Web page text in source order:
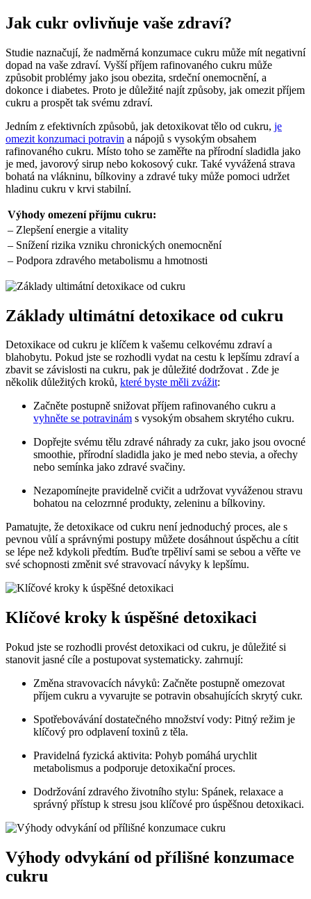
Jak cukr ovlivňuje vaše zdraví?
Studie naznačují, že nadměrná konzumace cukru může mít negativní
dopad na vaše zdraví. Vyšší příjem rafinovaného cukru může
způsobit problémy jako jsou obezita, srdeční onemocnění, a
dokonce i diabetes. Proto je důležité najít způsoby, jak omezit příjem
cukru a prospět tak svému zdraví.
Jedním z efektivních způsobů, jak detoxikovat tělo od cukru, je
omezit konzumaci potravin a nápojů s vysokým obsahem
rafinovaného cukru. Místo toho se zaměřte na přírodní sladidla jako
je med, javorový sirup nebo kokosový cukr. Také vyvážená strava
bohatá na vlákninu, bílkoviny a zdravé tuky může pomoci udržet
hladinu cukru v krvi stabilní.
Výhody omezení příjmu cukru:
– Zlepšení energie a vitality
– Snížení rizika vzniku chronických onemocnění
– Podpora zdravého metabolismu a hmotnosti
Základy ultimátní detoxikace od cukru
Detoxikace od cukru je klíčem k vašemu celkovému zdraví a
blahobytu. Pokud jste se rozhodli vydat na cestu k lepšímu zdraví a
zbavit se závislosti na cukru, pak je důležité dodržovat . Zde je
několik důležitých kroků, které byste měli zvážit:
Začněte postupně snižovat příjem rafinovaného cukru a
vyhněte se potravinám s vysokým obsahem skrytého cukru.
Dopřejte svému tělu zdravé náhrady za cukr, jako jsou ovocné
smoothie, přírodní sladidla jako je med nebo stevia, a ořechy
nebo semínka jako zdravé svačiny.
Nezapomínejte pravidelně cvičit a udržovat vyváženou stravu
bohatou na celozrnné produkty, zeleninu a bílkoviny.
Pamatujte, že detoxikace od cukru není jednoduchý proces, ale s
pevnou vůlí a správnými postupy můžete dosáhnout úspěchu a cítit
se lépe než kdykoli předtím. Buďte trpěliví sami se sebou a věřte ve
své schopnosti změnit své stravovací návyky k lepšímu.
Klíčové kroky k úspěšné detoxikaci
Pokud jste se rozhodli provést detoxikaci od cukru, je důležité si
stanovit jasné cíle a postupovat systematicky. zahrnují:
Změna stravovacích návyků: Začněte postupně omezovat
příjem cukru a vyvarujte se potravin obsahujících skrytý cukr.
Spotřebovávání dostatečného množství vody: Pitný režim je
klíčový pro odplavení toxinů z těla.
Pravidelná fyzická aktivita: Pohyb pomáhá urychlit
metabolismus a podporuje detoxikační proces.
Dodržování zdravého životního stylu: Spánek, relaxace a
správný přístup k stresu jsou klíčové pro úspěšnou detoxikaci.
Výhody odvykání od přílišné konzumace
cukru